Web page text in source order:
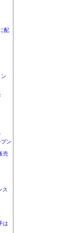
配
ン
売
ス
は